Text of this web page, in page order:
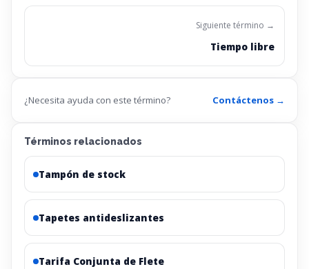
Siguiente término →
Tiempo libre
¿Necesita ayuda con este término? Contáctenos →
Términos relacionados
Tampón de stock
Tapetes antideslizantes
Tarifa Conjunta de Flete